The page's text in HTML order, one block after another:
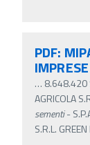
PDF:
… 8.648.420
AGRICOLA
sementi-
S.R.L.